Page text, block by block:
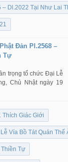
Dl.2022 Tại Như Lai
Đản Pl.2568 –
Tự
trọng tổ chức Đại Lễ
Chủ Nhật ngày 19
Thích Giác Giới
Vía Bồ Tát Quán Thế
Tự